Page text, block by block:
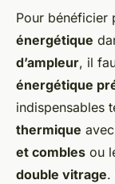
Pour bénéficier
énergétique
d’ampleur, il
énergétique
indispensables
thermique
et combles ou
double vitrage.